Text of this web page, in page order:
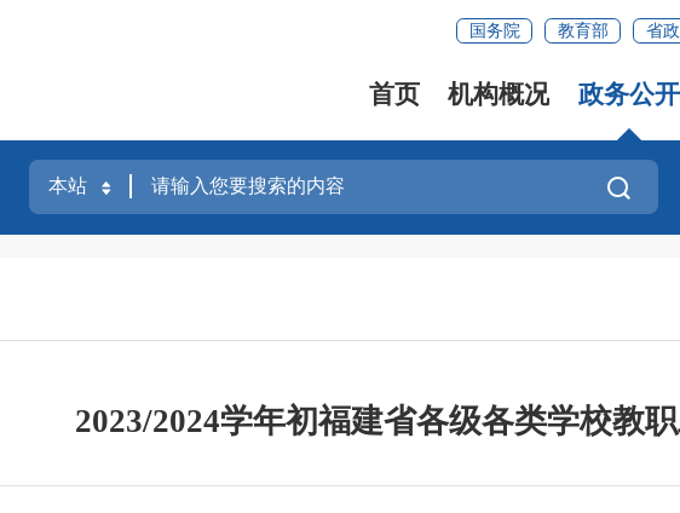
国务院 教育部 省
首页 机构概况 政务公开
2023/2024学年初福建省各级各类学校教